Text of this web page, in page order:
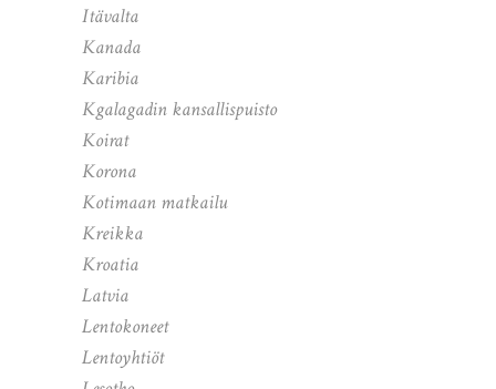
Itävalta
Kanada
Karibia
Kgalagadin kansallispuisto
Koirat
Korona
Kotimaan matkailu
Kreikka
Kroatia
Latvia
Lentokoneet
Lentoyhtiöt